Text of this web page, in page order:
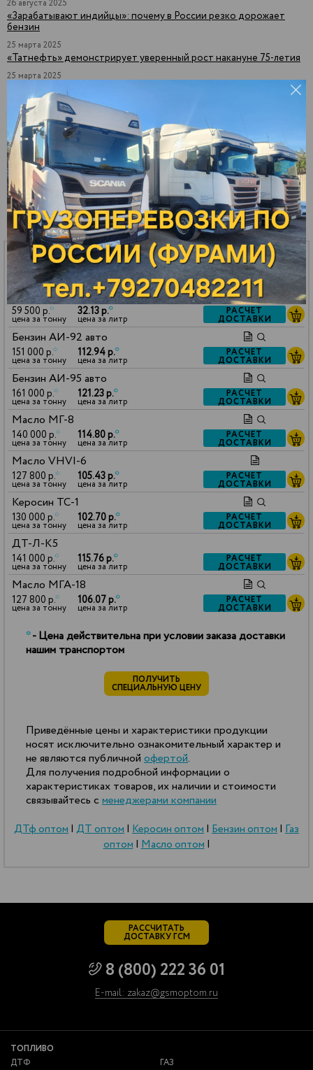
26 августа 2025
«Зарабатывают индийцы»: почему в России резко дорожает
бензин
25 марта 2025
«Татнефть» демонстрирует уверенный рост накануне 75-летия
25 марта 2025
К марту бензин на АЗС рекордно подорожал. Что будет дальше
с ценами на топливо?
СТОИМОСТЬ НЕФТЕПРОДУКТОВ
НА 14 ИЮЛЯ 2026
СУГ ПБТ
59 500 р.*
цена за тонну
32.13 р.*
цена за литр
РАСЧЕТ
ДОСТАВКИ
Бензин АИ-92 авто
151 000 р.*
цена за тонну
112.94 р.*
цена за литр
РАСЧЕТ
ДОСТАВКИ
Бензин АИ-95 авто
161 000 р.*
цена за тонну
121.23 р.*
цена за литр
РАСЧЕТ
ДОСТАВКИ
Масло МГ-8
140 000 р.*
цена за тонну
114.80 р.*
цена за литр
РАСЧЕТ
ДОСТАВКИ
Масло VHVI-6
127 800 р.*
цена за тонну
105.43 р.*
цена за литр
РАСЧЕТ
ДОСТАВКИ
Керосин ТС-1
130 000 р.*
цена за тонну
102.70 р.*
цена за литр
РАСЧЕТ
ДОСТАВКИ
ДТ-Л-К5
141 000 р.*
цена за тонну
115.76 р.*
цена за литр
РАСЧЕТ
ДОСТАВКИ
Масло МГА-18
127 800 р.*
цена за тонну
106.07 р.*
цена за литр
РАСЧЕТ
ДОСТАВКИ
*- Цена действительна при условии заказа доставки
нашим транспортом
ПОЛУЧИТЬ
СПЕЦИАЛЬНУЮ ЦЕНУ
Приведённые цены и характеристики продукции
носят исключительно ознакомительный характер и
не являются публичной офертой.
Для получения подробной информации о
характеристиках товаров, их наличии и стоимости
связывайтесь с менеджерами компании
ДТф оптом| ДТ оптом| Керосин оптом| Бензин оптом| Газ
оптом|Масло оптом|
РАССЧИТАТЬ
ДОСТАВКУ ГСМ
8 (800) 222 36 01
E-mail: zakaz@gsmoptom.ru
ТОПЛИВО
ДТФ
ГАЗ